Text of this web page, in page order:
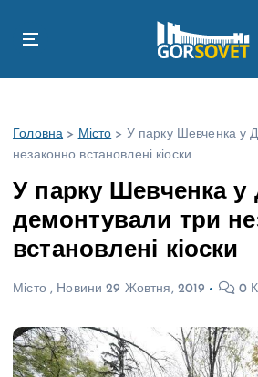
Головна > Місто > У парку Шевченка у
незаконно встановлені кіоски
У парку Шевченка у
демонтували три
встановлені кіоски
Місто, Новини 29 Жовтня, 2019 0